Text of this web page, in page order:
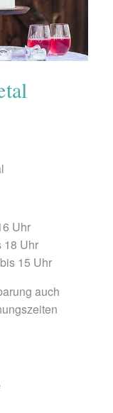
Uhr
18 Uhr
15 Uhr
auch